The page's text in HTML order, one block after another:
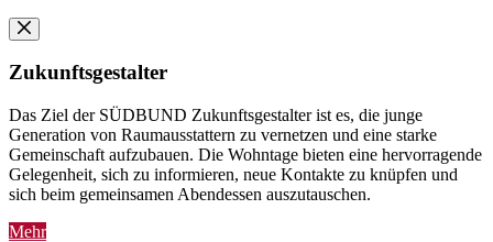
Zukunftsgestalter
Das Ziel der SÜDBUND Zukunftsgestalter ist es, die junge
Generation von Raumausstattern zu vernetzen und eine starke
Gemeinschaft aufzubauen. Die Wohntage bieten eine hervorragende
Gelegenheit, sich zu informieren, neue Kontakte zu knüpfen und
sich beim gemeinsamen Abendessen auszutauschen.
Mehr